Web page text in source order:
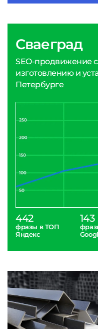
Сваеград
SEO-продвижение
изготовлению и
Петербурге
442
фразы в ТОП
Яндекс
143